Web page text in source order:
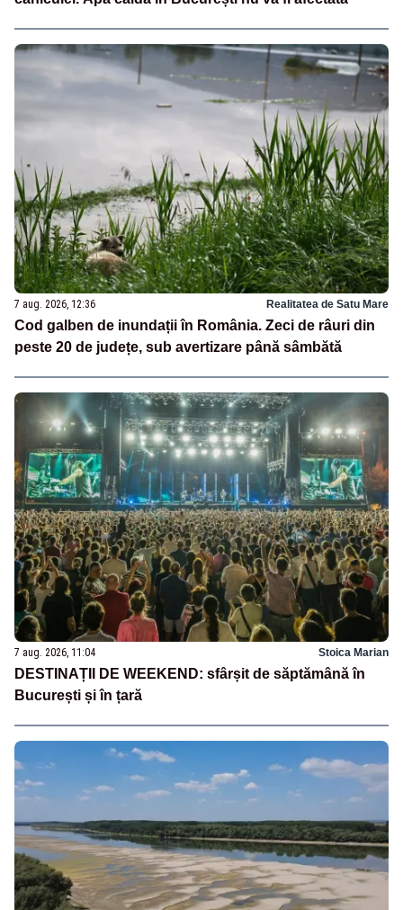
7 aug. 2026, 12:36 Realitatea de Satu Mare
Cod galben de inundații în România. Zeci de râuri din
peste 20 de județe, sub avertizare până sâmbătă
7 aug. 2026, 11:04 Stoica Marian
DESTINAȚII DE WEEKEND: sfârșit de săptămână în
București și în țară